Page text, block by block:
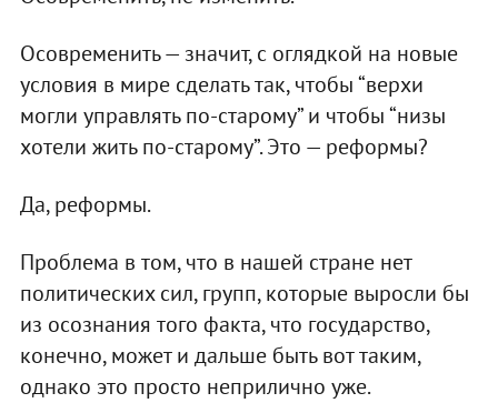
Осовременить — значит, с оглядкой на новые
условия в мире сделать так, чтобы “верхи
могли управлять по-старому” и чтобы “низы
хотели жить по-старому”. Это — реформы?
Да, реформы.
Проблема в том, что в нашей стране нет
политических сил, групп, которые выросли бы
из осознания того факта, что государство,
конечно, может и дальше быть вот таким,
однако это просто неприлично уже.